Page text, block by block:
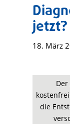
jetzt?
18. März
Der
die